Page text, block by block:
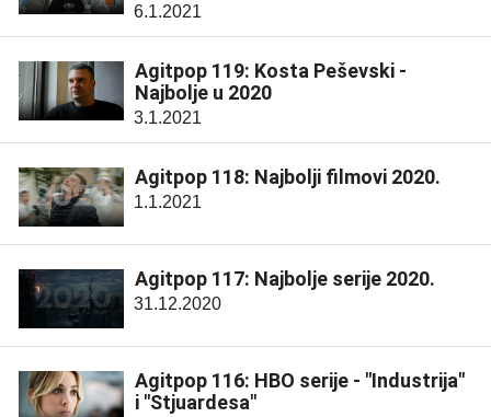
6.1.2021
Agitpop 119: Kosta Peševski -
Najbolje u 2020
3.1.2021
Agitpop 118: Najbolji filmovi 2020.
1.1.2021
Agitpop 117: Najbolje serije 2020.
31.12.2020
Agitpop 116: HBO serije - "Industrija"
i "Stjuardesa"